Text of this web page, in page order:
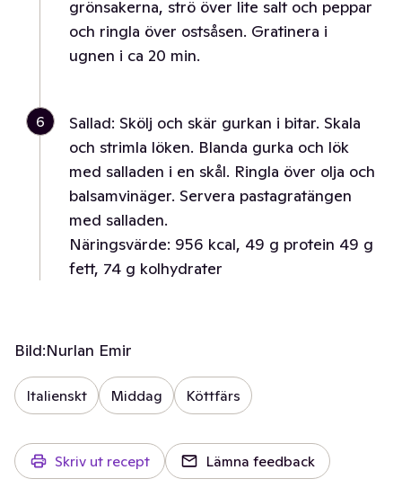
grönsakerna, strö över lite salt och peppar
och ringla över ostsåsen. Gratinera i
ugnen i ca 20 min.
6
Sallad: Skölj och skär gurkan i bitar. Skala
och strimla löken. Blanda gurka och lök
med salladen i en skål. Ringla över olja och
balsamvinäger. Servera pastagratängen
med salladen.
Näringsvärde: 956 kcal, 49 g protein 49 g
fett, 74 g kolhydrater
Bild:Nurlan Emir
Italienskt Middag Köttfärs
Skriv ut recept Lämna feedback